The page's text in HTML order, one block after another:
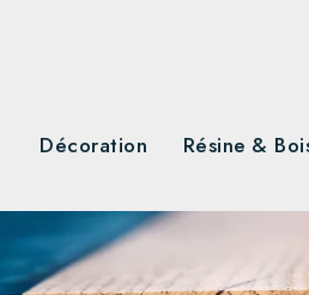
Décoration Résine &